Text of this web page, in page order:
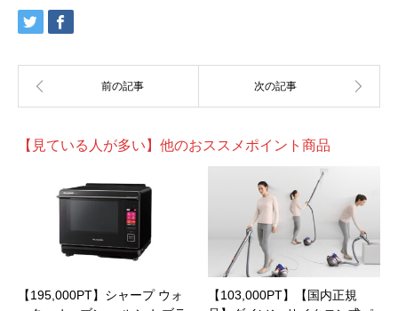
【見ている人が多い】他のおススメポイント商品
【195,000PT】シャープ ウォ
【103,000PT】【国内正規